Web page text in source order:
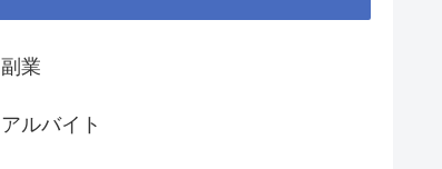
副業
アルバイト